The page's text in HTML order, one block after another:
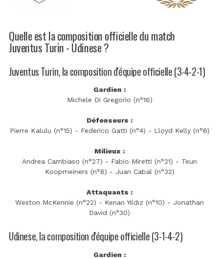
Quelle est la composition officielle du match
Juventus Turin - Udinese ?
Juventus Turin, la composition d'équipe officielle (3-4-2-1)
Gardien :
Michele Di Gregorio (n°16)
Défenseurs :
Pierre Kalulu (n°15) - Federico Gatti (n°4) - Lloyd Kelly (n°6)
Milieux :
Andrea Cambiaso (n°27) - Fabio Miretti (n°21) - Teun
Koopmeiners (n°8) - Juan Cabal (n°32)
Attaquants :
Weston McKennie (n°22) - Kenan Yıldız (n°10) - Jonathan
David (n°30)
Udinese, la composition d'équipe officielle (3-1-4-2)
Gardien :